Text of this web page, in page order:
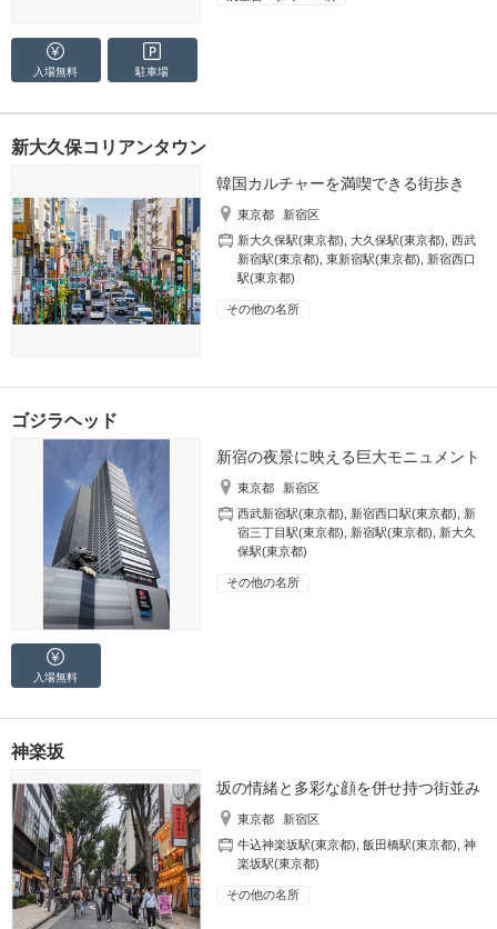
入場無料 駐車場
新大久保コリアンタウン
韓国カルチャーを満喫できる街歩き
東京都
新宿区
新大久保駅(東京都) ,大久保駅(東京都) ,西武
新宿駅(東京都) ,東新宿駅(東京都)
新宿西口
駅(東京都)
その他の名所
ゴジラヘッド
新宿の夜景に映える巨大モニュメント
東京都
新宿区
西武新宿駅(東京都)
新宿西口駅(東京都)
新
宿三丁目駅(東京都)
新宿駅(東京都)
新大久
保駅(東京都)
その他の名所
入場無料
神楽坂
坂の情緒と多彩な顔を併せ持つ街並み
東京都
新宿区
牛込神楽坂駅(東京都) ,飯田橋駅(東京都) ,神
楽坂駅(東京都)
その他の名所